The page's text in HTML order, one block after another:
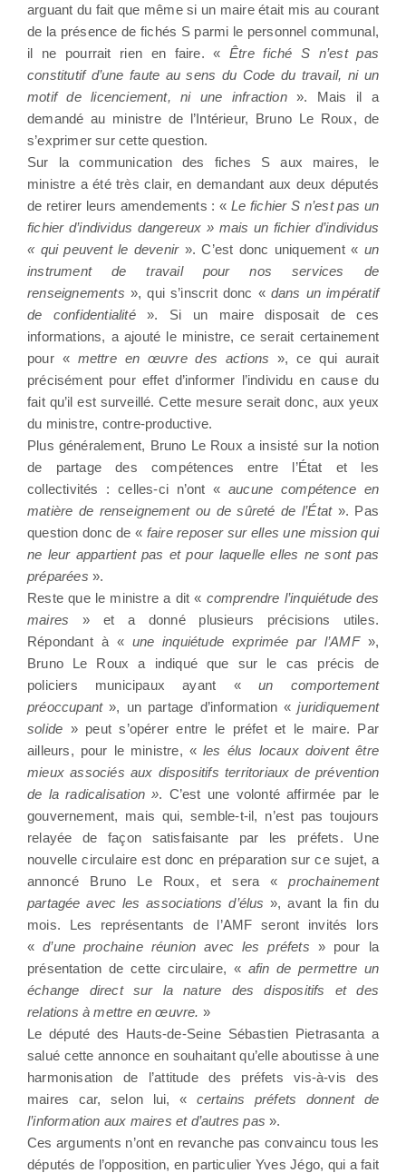
arguant du fait que même si un maire était mis au courant
de la présence de fichés S parmi le personnel communal,
il ne pourrait rien en faire. «Être fiché S n’est pas
constitutif d’une faute au sens du Code du travail, ni un
motif de licenciement, ni une infraction». Mais il a
demandé au ministre de l’Intérieur, Bruno Le Roux, de
s’exprimer sur cette question.
Sur la communication des fiches S aux maires, le
ministre a été très clair, en demandant aux deux députés
de retirer leurs amendements : « Le fichier S n’est pas un
fichier d’individus dangereux » mais un fichier d’individus
« qui peuvent le devenir». C’est donc uniquement « un
instrument de travail pour nos services de
renseignements », qui s’inscrit donc «dans un impératif
de confidentialité». Si un maire disposait de ces
informations, a ajouté le ministre, ce serait certainement
pour «mettre en œuvre des actions », ce qui aurait
précisément pour effet d’informer l’individu en cause du
fait qu’il est surveillé. Cette mesure serait donc, aux yeux
du ministre, contre-productive.
Plus généralement, Bruno Le Roux a insisté sur la notion
de partage des compétences entre l’État et les
collectivités : celles-ci n’ont «aucune compétence en
matière de renseignement ou de sûreté de l’État». Pas
question donc de « faire reposer sur elles une mission qui
ne leur appartient pas et pour laquelle elles ne sont pas
préparées ».
Reste que le ministre a dit « comprendre l’inquiétude des
maires » et a donné plusieurs précisions utiles.
Répondant à «une inquiétude exprimée par l’AMF»,
Bruno Le Roux a indiqué que sur le cas précis de
policiers municipaux ayant « un comportement
préoccupant», un partage d’information « juridiquement
solide » peut s’opérer entre le préfet et le maire. Par
ailleurs, pour le ministre, « les élus locaux doivent être
mieux associés aux dispositifs territoriaux de prévention
de la radicalisation ». C’est une volonté affirmée par le
gouvernement, mais qui, semble-t-il, n’est pas toujours
relayée de façon satisfaisante par les préfets. Une
nouvelle circulaire est donc en préparation sur ce sujet, a
annoncé Bruno Le Roux, et sera «prochainement
partagée avec les associations d’élus», avant la fin du
mois. Les représentants de l’AMF seront invités lors
«d’une prochaine réunion avec les préfets » pour la
présentation de cette circulaire, «afin de permettre un
échange direct sur la nature des dispositifs et des
relations à mettre en œuvre. »
Le député des Hauts-de-Seine Sébastien Pietrasanta a
salué cette annonce en souhaitant qu’elle aboutisse à une
harmonisation de l’attitude des préfets vis-à-vis des
maires car, selon lui, « certains préfets donnent de
l’information aux maires et d’autres pas ».
Ces arguments n’ont en revanche pas convaincu tous les
députés de l’opposition, en particulier Yves Jégo, qui a fait